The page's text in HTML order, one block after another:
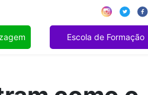
Escola de Formação